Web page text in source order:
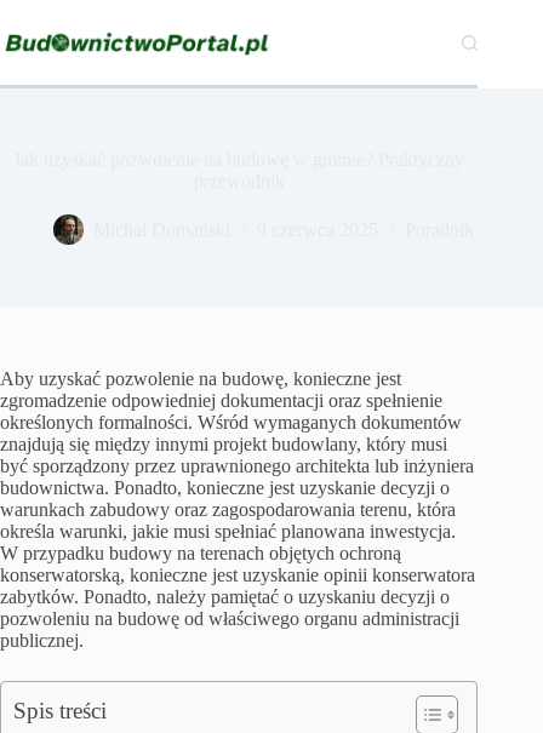
do
treści
Aby uzyskać pozwolenie na budowę, konieczne jest
zgromadzenie odpowiedniej dokumentacji oraz spełnienie
określonych formalności. Wśród wymaganych dokumentów
znajdują się między innymi projekt budowlany, który musi
być sporządzony przez uprawnionego architekta lub inżyniera
budownictwa. Ponadto, konieczne jest uzyskanie decyzji o
warunkach zabudowy oraz zagospodarowania terenu, która
określa warunki, jakie musi spełniać planowana inwestycja.
W przypadku budowy na terenach objętych ochroną
konserwatorską, konieczne jest uzyskanie opinii konserwatora
zabytków. Ponadto, należy pamiętać o uzyskaniu decyzji o
pozwoleniu na budowę od właściwego organu administracji
publicznej.
Spis treści